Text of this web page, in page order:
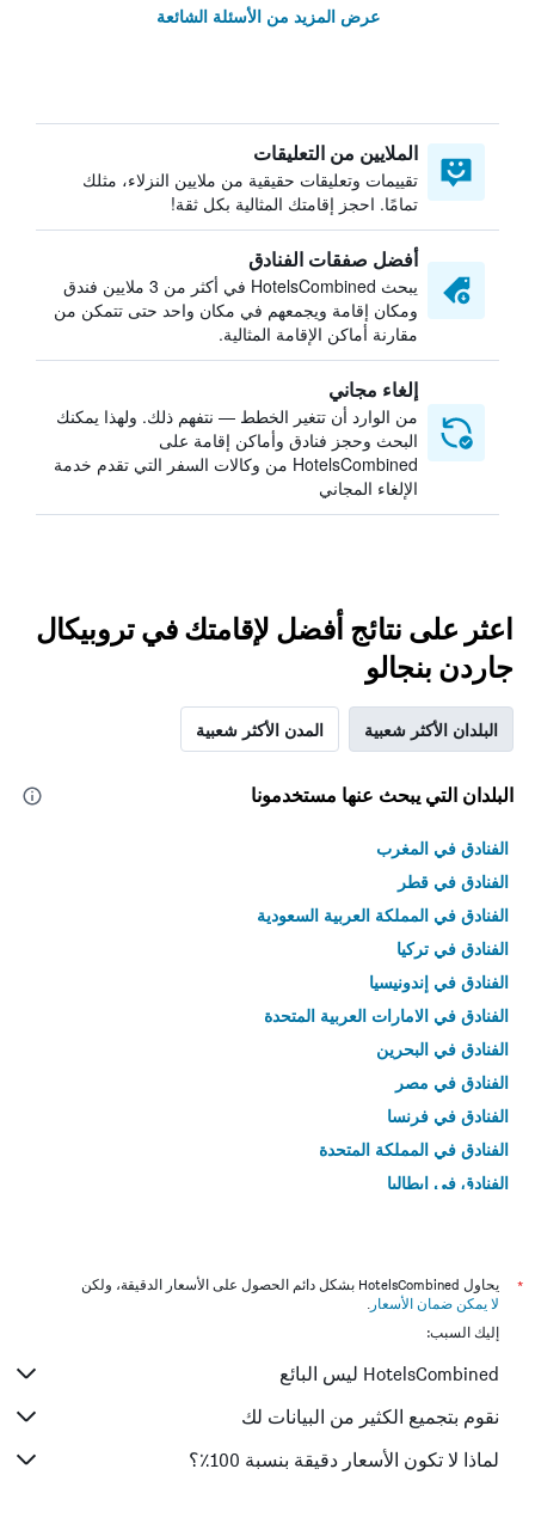
عرض المزيد من الأسئلة الشائعة
الملايين من التعليقات
تقييمات وتعليقات حقيقية من ملايين النزلاء، مثلك
تمامًا. احجز إقامتك المثالية بكل ثقة!
أفضل صفقات الفنادق
يبحث HotelsCombined في أكثر من 3 ملايين فندق
ومكان إقامة ويجمعهم في مكان واحد حتى تتمكن من
مقارنة أماكن الإقامة المثالية.
إلغاء مجاني
من الوارد أن تتغير الخطط — نتفهم ذلك. ولهذا يمكنك
البحث وحجز فنادق وأماكن إقامة على
HotelsCombined من وكالات السفر التي تقدم خدمة
الإلغاء المجاني
اعثر على نتائج أفضل لإقامتك في تروبيكال
جاردن بنجالو
البلدان الأكثر شعبية المدن الأكثر شعبية
البلدان التي يبحث عنها مستخدمونا
الفنادق في المغرب
الفنادق في قطر
الفنادق في المملكة العربية السعودية
الفنادق في تركيا
الفنادق في إندونيسيا
الفنادق في الامارات العربية المتحدة
الفنادق في البحرين
الفنادق في مصر
الفنادق في فرنسا
الفنادق في المملكة المتحدة
الفنادق في إيطاليا
*
يحاول HotelsCombined بشكل دائم الحصول على الأسعار الدقيقة، ولكن
لا يمكن ضمان الأسعار .
إليك السبب:
HotelsCombined ليس البائع
نقوم بتجميع الكثير من البيانات لك
لماذا لا تكون الأسعار دقيقة بنسبة 100٪؟